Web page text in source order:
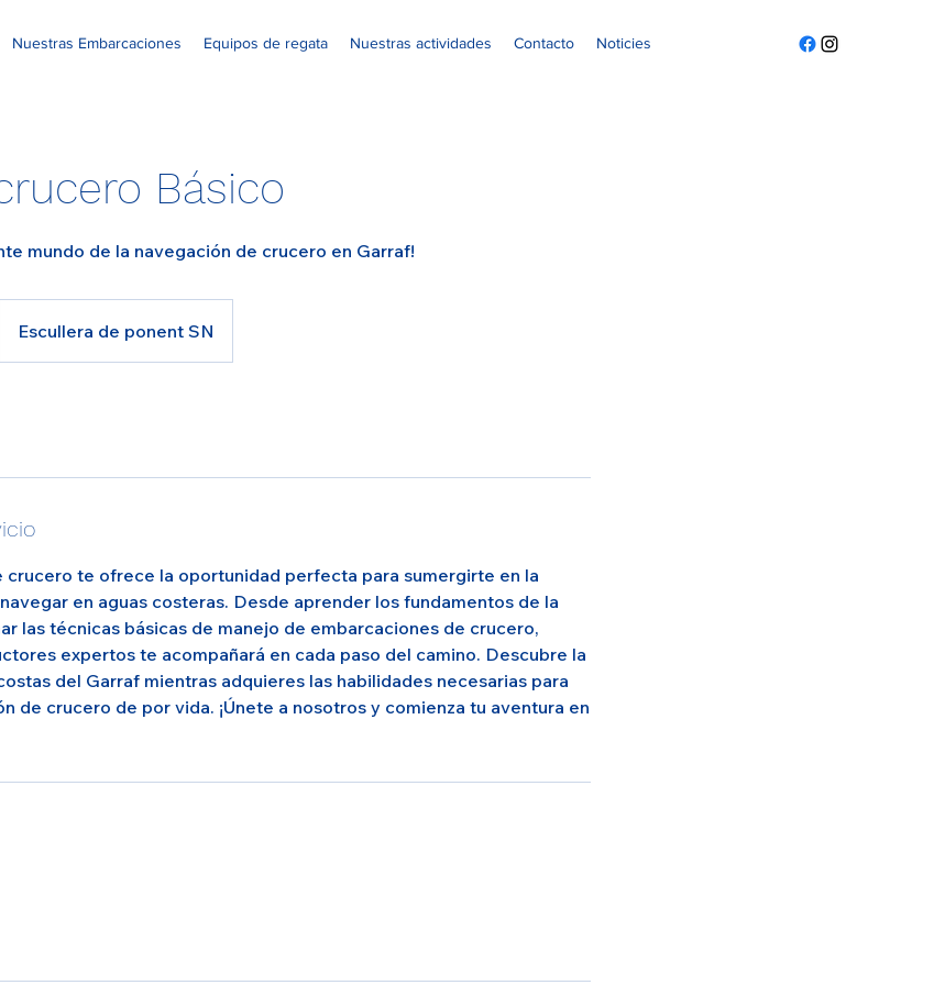
Nuestras Embarcaciones Equipos de regata Nuestras actividades Contacto Noticies
Básico
mundo de la navegación de crucero en Garraf!
Escullera de ponent SN
crucero te ofrece la oportunidad perfecta para sumergirte en la
en aguas costeras. Desde aprender los fundamentos de la
las técnicas básicas de manejo de embarcaciones de crucero,
expertos te acompañará en cada paso del camino. Descubre la
del Garraf mientras adquieres las habilidades necesarias para
de crucero de por vida. ¡Únete a nosotros y comienza tu aventura en